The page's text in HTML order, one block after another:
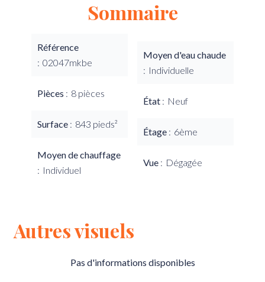
Sommaire
Référence
02047mkbe
Pièces 8 pièces
Surface 843 pieds²
Moyen de chauffage
Individuel
Moyen d'eau chaude
Individuelle
État Neuf
Étage 6ème
Vue Dégagée
Autres visuels
Pas d'informations disponibles